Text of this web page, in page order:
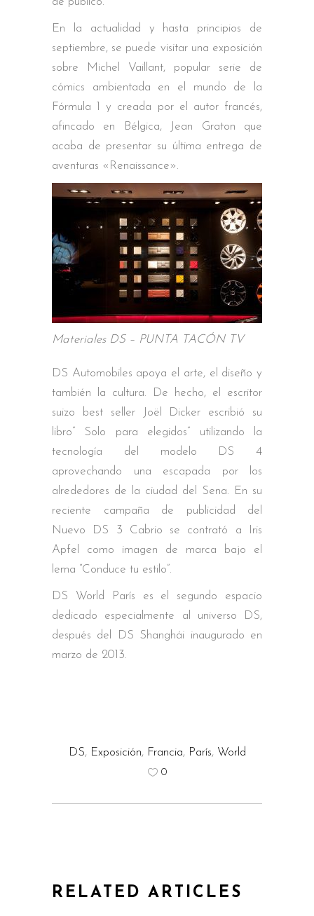
En la actualidad y hasta principios de
septiembre, se puede visitar una exposición
sobre Michel Vaillant, popular serie de
cómics ambientada en el mundo de la
Fórmula 1 y creada por el autor francés,
afincado en Bélgica, Jean Graton que
acaba de presentar su última entrega de
aventuras «Renaissance».
Materiales DS – PUNTA TACÓN TV
DS Automobiles apoya el arte, el diseño y
también la cultura. De hecho, el escritor
suizo best seller Joël Dicker escribió su
libro” Solo para elegidos” utilizando la
tecnología del modelo DS 4
aprovechando una escapada por los
alrededores de la ciudad del Sena. En su
reciente campaña de publicidad del
Nuevo DS 3 Cabrio se contrató a Iris
Apfel como imagen de marca bajo el
lema “Conduce tu estilo”.
DS World París es el segundo espacio
dedicado especialmente al universo DS,
después del DS Shanghái inaugurado en
marzo de 2013.
DS, Exposición, Francia, París, World
0
RELATED ARTICLES